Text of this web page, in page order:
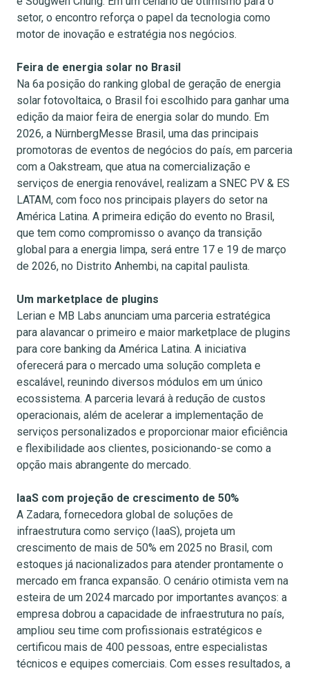
setor, o encontro reforça o papel da tecnologia como
motor de inovação e estratégia nos negócios.
Feira de energia solar no Brasil
Na 6a posição do ranking global de geração de energia
solar fotovoltaica, o Brasil foi escolhido para ganhar uma
edição da maior feira de energia solar do mundo. Em
2026, a NürnbergMesse Brasil, uma das principais
promotoras de eventos de negócios do país, em parceria
com a Oakstream, que atua na comercialização e
serviços de energia renovável, realizam a SNEC PV & ES
LATAM, com foco nos principais players do setor na
América Latina. A primeira edição do evento no Brasil,
que tem como compromisso o avanço da transição
global para a energia limpa, será entre 17 e 19 de março
de 2026, no Distrito Anhembi, na capital paulista.
Um marketplace de plugins
Lerian e MB Labs anunciam uma parceria estratégica
para alavancar o primeiro e maior marketplace de plugins
para core banking da América Latina. A iniciativa
oferecerá para o mercado uma solução completa e
escalável, reunindo diversos módulos em um único
ecossistema. A parceria levará à redução de custos
operacionais, além de acelerar a implementação de
serviços personalizados e proporcionar maior eficiência
e flexibilidade aos clientes, posicionando-se como a
opção mais abrangente do mercado.
IaaS com projeção de crescimento de 50%
A Zadara, fornecedora global de soluções de
infraestrutura como serviço (IaaS), projeta um
crescimento de mais de 50% em 2025 no Brasil, com
estoques já nacionalizados para atender prontamente o
mercado em franca expansão. O cenário otimista vem na
esteira de um 2024 marcado por importantes avanços: a
empresa dobrou a capacidade de infraestrutura no país,
ampliou seu time com profissionais estratégicos e
certificou mais de 400 pessoas, entre especialistas
técnicos e equipes comerciais. Com esses resultados, a